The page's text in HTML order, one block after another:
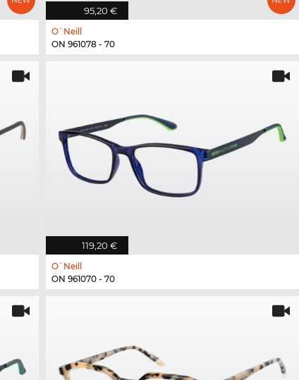
95,20 €
O`Neill
ON 961078 - 70
119,20 €
O`Neill
ON 961070 - 70